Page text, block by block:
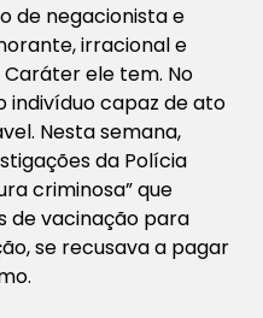
de negacionista e
irracional e
ele tem. No
indivíduo capaz de ato
Nesta semana,
da Polícia
criminosa” que
de vacinação para
se recusava a pagar